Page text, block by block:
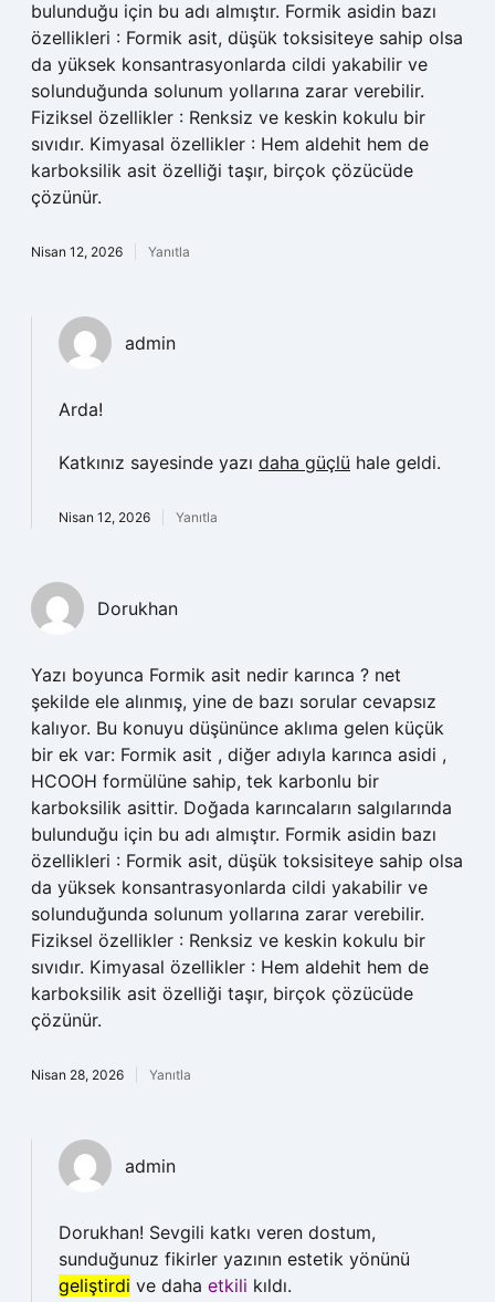
bulunduğu için bu adı almıştır. Formik asidin bazı
özellikleri : Formik asit, düşük toksisiteye sahip olsa
da yüksek konsantrasyonlarda cildi yakabilir ve
solunduğunda solunum yollarına zarar verebilir.
Fiziksel özellikler : Renksiz ve keskin kokulu bir
sıvıdır. Kimyasal özellikler : Hem aldehit hem de
karboksilik asit özelliği taşır, birçok çözücüde
çözünür.
Nisan 12, 2026 Yanıtla
admin
Arda!
Katkınız sayesinde yazı daha güçlü hale geldi.
Nisan 12, 2026 Yanıtla
Dorukhan
Yazı boyunca Formik asit nedir karınca ? net
şekilde ele alınmış, yine de bazı sorular cevapsız
kalıyor. Bu konuyu düşününce aklıma gelen küçük
bir ek var: Formik asit , diğer adıyla karınca asidi ,
HCOOH formülüne sahip, tek karbonlu bir
karboksilik asittir. Doğada karıncaların salgılarında
bulunduğu için bu adı almıştır. Formik asidin bazı
özellikleri : Formik asit, düşük toksisiteye sahip olsa
da yüksek konsantrasyonlarda cildi yakabilir ve
solunduğunda solunum yollarına zarar verebilir.
Fiziksel özellikler : Renksiz ve keskin kokulu bir
sıvıdır. Kimyasal özellikler : Hem aldehit hem de
karboksilik asit özelliği taşır, birçok çözücüde
çözünür.
Nisan 28, 2026 Yanıtla
admin
Dorukhan! Sevgili katkı veren dostum,
sunduğunuz fikirler yazının estetik yönünü
geliştirdi ve daha etkili kıldı.